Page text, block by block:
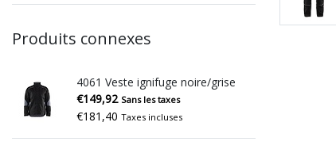
Produits connexes
4061 Veste ignifuge noire/grise
€149,92 Sans les taxes
€181,40 Taxes incluses